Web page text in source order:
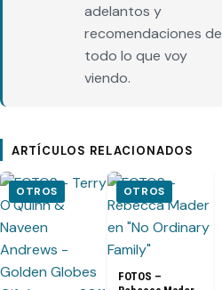
adelantos y
recomendaciones de
todo lo que voy
viendo.
ARTÍCULOS RELACIONADOS
OTROS OTROS
FOTOS –